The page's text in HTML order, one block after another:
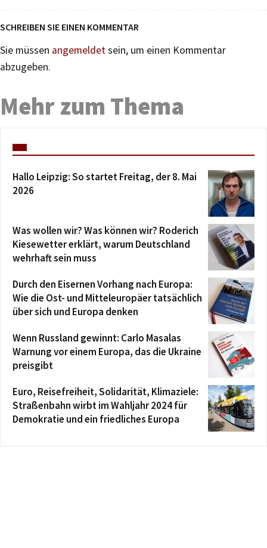
SCHREIBEN SIE EINEN KOMMENTAR
Sie müssen angemeldetsein, um einen Kommentar
abzugeben.
Mehr zum Thema
Hallo Leipzig: So startet Freitag, der 8. Mai
2026
Was wollen wir? Was können wir? Roderich
Kiesewetter erklärt, warum Deutschland
wehrhaft sein muss
Durch den Eisernen Vorhang nach Europa:
Wie die Ost- und Mitteleuropäer tatsächlich
über sich und Europa denken
Wenn Russland gewinnt: Carlo Masalas
Warnung vor einem Europa, das die Ukraine
preisgibt
Euro, Reisefreiheit, Solidarität, Klimaziele:
Straßenbahn wirbt im Wahljahr 2024 für
Demokratie und ein friedliches Europa